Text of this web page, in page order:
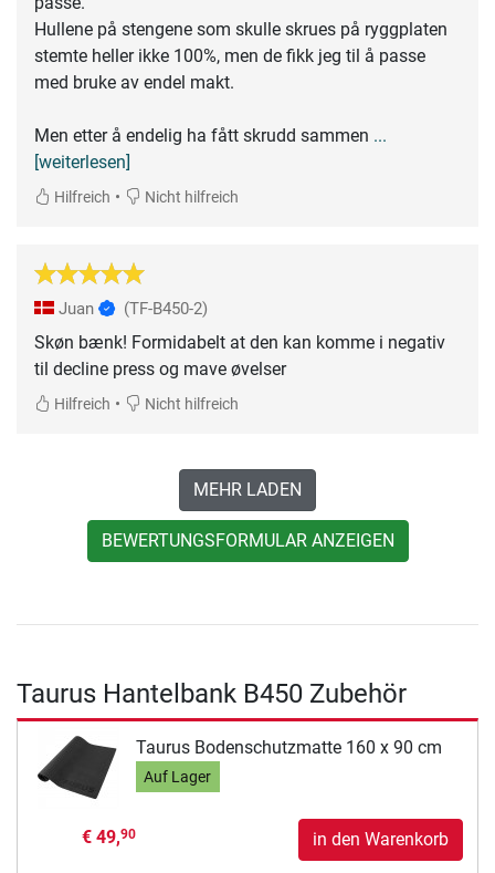
Hullene på stengene som skulle skrues på ryggplaten
stemte heller ikke 100%, men de fikk jeg til å passe
med bruke av endel makt.
Men etter å endelig ha fått skrudd sammen ...
[weiterlesen]
Hilfreich • Nicht hilfreich
Juan (TF-B450-2)
Skøn bænk! Formidabelt at den kan komme i negativ
til decline press og mave øvelser
Hilfreich • Nicht hilfreich
MEHR LADEN
BEWERTUNGSFORMULAR ANZEIGEN
Taurus Hantelbank B450 Zubehör
Taurus Bodenschutzmatte 160 x 90 cm
Auf Lager
€ 49,90 in den Warenkorb